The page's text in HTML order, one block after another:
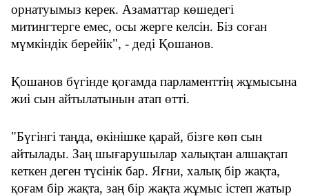
орнатуымыз керек. Азаматтар көшедегі
митингтерге емес, осы жерге келсін. Біз соған
мүмкіндік берейік", - деді Қошанов.
Қошанов бүгінде қоғамда парламенттің жұмысына
жиі сын айтылатынын атап өтті.
"Бүгінгі таңда, өкінішке қарай, бізге көп сын
айтылады. Заң шығарушылар халықтан алшақтап
кеткен деген түсінік бар. Яғни, халық бір жақта,
қоғам бір жақта, заң бір жақта жұмыс істеп жатыр